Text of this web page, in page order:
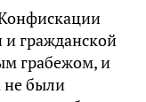
и гражданской
грабежом, и
не были